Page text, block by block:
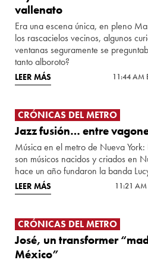
vallenato
Era una escena única, en pleno
los rascacielos vecinos, algunos
ventanas seguramente se
tanto alboroto?
LEER MÁS 11:44 AM
CRÓNICAS DEL METRO
Jazz fusión… entre
Música en el metro de Nueva York:
son músicos nacidos y criados en
hace un año fundaron la banda
LEER MÁS 11:21
CRÓNICAS DEL METRO
José, un transformer
México”